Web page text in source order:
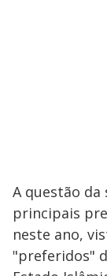
A questão da
principais
neste ano,
"preferidos"